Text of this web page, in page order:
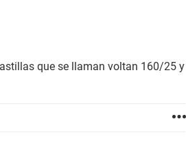
que se llaman voltan 160/25 y